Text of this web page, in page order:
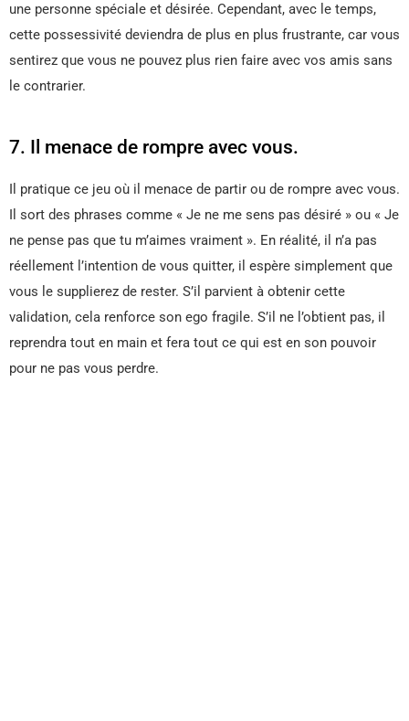
une personne spéciale et désirée. Cependant, avec le temps,
cette possessivité deviendra de plus en plus frustrante, car vous
sentirez que vous ne pouvez plus rien faire avec vos amis sans
le contrarier.
7. Il menace de rompre avec vous.
Il pratique ce jeu où il menace de partir ou de rompre avec vous.
Il sort des phrases comme « Je ne me sens pas désiré » ou « Je
ne pense pas que tu m’aimes vraiment ». En réalité, il n’a pas
réellement l’intention de vous quitter, il espère simplement que
vous le supplierez de rester. S’il parvient à obtenir cette
validation, cela renforce son ego fragile. S’il ne l’obtient pas, il
reprendra tout en main et fera tout ce qui est en son pouvoir
pour ne pas vous perdre.